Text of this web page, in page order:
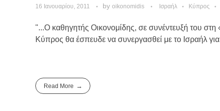
16 Ιανουαρίου, 2011 by oikonomidis Ισραήλ Κύπρος
"...Ο καθηγητής Οικονομίδης, σε συνέντευξή του στη
Κύπρος θα έσπευδε να συνεργασθεί με το Ισραήλ
Read More